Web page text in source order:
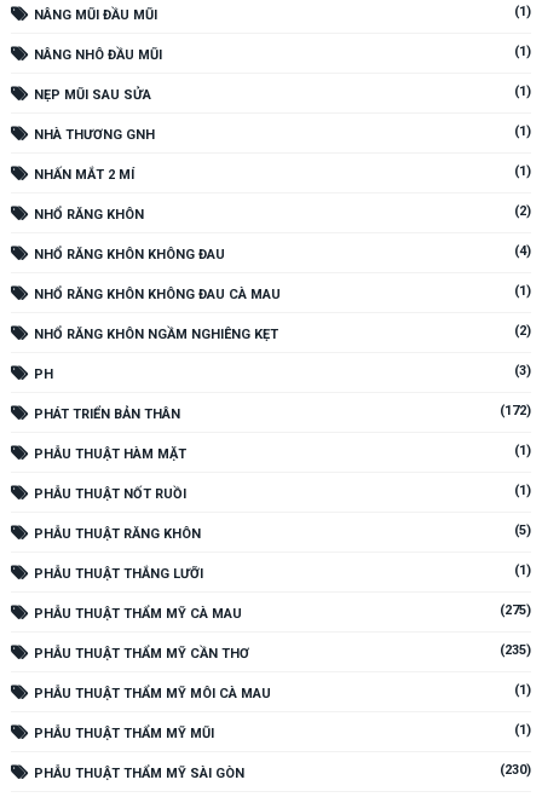
NÂNG MŨI ĐẦU MŨI (1)
NÂNG NHÔ ĐẦU MŨI (1)
NẸP MŨI SAU SỬA (1)
NHÀ THƯƠNG GNH (1)
NHẤN MẮT 2 MÍ (1)
NHỔ RĂNG KHÔN (2)
NHỔ RĂNG KHÔN KHÔNG ĐAU (4)
NHỔ RĂNG KHÔN KHÔNG ĐAU CÀ MAU (1)
NHỔ RĂNG KHÔN NGẦM NGHIÊNG KẸT (2)
PH (3)
PHÁT TRIỂN BẢN THÂN (172)
PHẪU THUẬT HÀM MẶT (1)
PHẪU THUẬT NỐT RUỒI (1)
PHẪU THUẬT RĂNG KHÔN (5)
PHẪU THUẬT THẮNG LƯỠI (1)
PHẪU THUẬT THẨM MỸ CÀ MAU (275)
PHẪU THUẬT THẨM MỸ CẦN THƠ (235)
PHẪU THUẬT THẨM MỸ MÔI CÀ MAU (1)
PHẪU THUẬT THẨM MỸ MŨI (1)
PHẪU THUẬT THẨM MỸ SÀI GÒN (230)